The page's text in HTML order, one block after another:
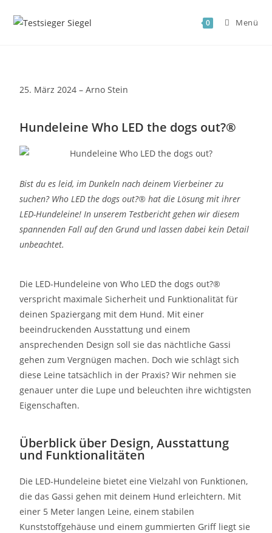
0 Menü
25. März 2024 – Arno Stein
Hundeleine Who LED the dogs out?®
Bist du es leid, im Dunkeln nach deinem Vierbeiner zu
suchen? Who LED the dogs out?® hat die Lösung mit ihrer
LED-Hundeleine! In unserem Testbericht gehen wir diesem
spannenden Fall auf den Grund und lassen dabei kein Detail
unbeachtet.
Die LED-Hundeleine von Who LED the dogs out?®
verspricht maximale Sicherheit und Funktionalität für
deinen Spaziergang mit dem Hund. Mit einer
beeindruckenden Ausstattung und einem
ansprechenden Design soll sie das nächtliche Gassi
gehen zum Vergnügen machen. Doch wie schlägt sich
diese Leine tatsächlich in der Praxis? Wir nehmen sie
genauer unter die Lupe und beleuchten ihre wichtigsten
Eigenschaften.
Überblick über Design, Ausstattung
und Funktionalitäten
Die LED-Hundeleine bietet eine Vielzahl von Funktionen,
die das Gassi gehen mit deinem Hund erleichtern. Mit
einer 5 Meter langen Leine, einem stabilen
Kunststoffgehäuse und einem gummierten Griff liegt sie